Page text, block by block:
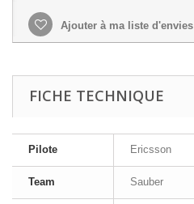
Ajouter à ma liste d'envies
FICHE TECHNIQUE
Pilote Ericsson
Team Sauber